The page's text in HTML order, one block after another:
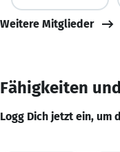
Weitere Mitglieder
Fähigkeiten
Logg Dich jetzt ein, um